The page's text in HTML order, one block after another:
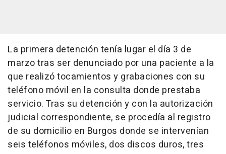
La primera detención tenía lugar el día 3 de
marzo tras ser denunciado por una paciente a la
que realizó tocamientos y grabaciones con su
teléfono móvil en la consulta donde prestaba
servicio. Tras su detención y con la autorización
judicial correspondiente, se procedía al registro
de su domicilio en Burgos donde se intervenían
seis teléfonos móviles, dos discos duros, tres